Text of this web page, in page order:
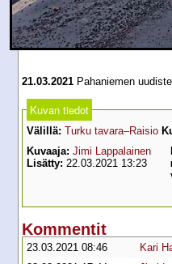
21.03.2021 Pahaniemen
Kuvan tiedot
Välillä: Turku tavara–Raisio
Kuvaaja: Jimi Lappalainen
Lisätty: 22.03.2021 13:23
Kommentit
23.03.2021 08:46 Kari